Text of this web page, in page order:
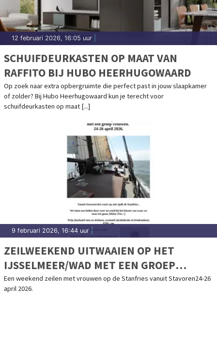
12 februari 2026, 16:05 uur
SCHUIFDEURKASTEN OP MAAT VAN
RAFFITO BIJ HUBO HEERHUGOWAARD
Op zoek naar extra opbergruimte die perfect past in jouw slaapkamer
of zolder? Bij Hubo Heerhugowaard kun je terecht voor
schuifdeurkasten op maat [...]
9 februari 2026, 16:44 uur
ZEILWEEKEND UITWAAIEN OP HET
IJSSELMEER/WAD MET EEN GROEP
VROUWEN
Een weekend zeilen met vrouwen op de Stanfries vanuit Stavoren24-26
april 2026.